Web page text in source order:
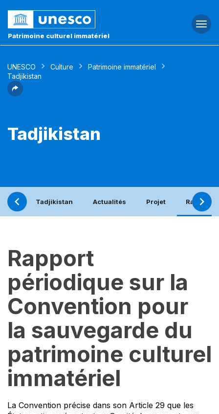
Patrimoine culturel immatériel
UNESCO Culture
Patrimoine immatériel
Tadjikistan
Tadjikistan
Tadjikistan Actualités Projet Rapport
Rapport
périodique sur la
Convention pour
la sauvegarde du
patrimoine culturel
immatériel
La Convention précise dans son Article 29 que les